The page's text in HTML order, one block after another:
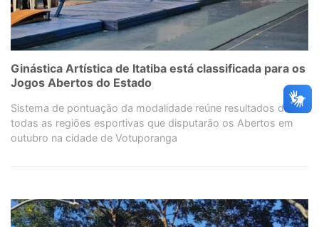
Ginástica Artística de Itatiba está classificada para os
Jogos Abertos do Estado
Sistema de pontuação da modalidade reúne resultados de
todas as regiões esportivas que disputarão os Abertos em
outubro na cidade de Votuporanga